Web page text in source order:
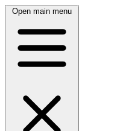
Open main menu